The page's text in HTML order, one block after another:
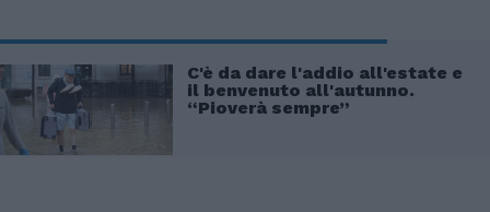
C'è da dare l'addio all'estate e
il benvenuto all'autunno.
“Pioverà sempre”